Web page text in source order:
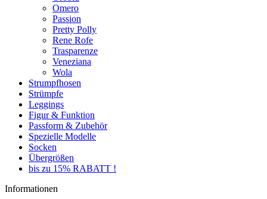
Omero
Passion
Pretty Polly
Rene Rofe
Trasparenze
Veneziana
Wola
Strumpfhosen
Strümpfe
Leggings
Figur & Funktion
Passform & Zubehör
Spezielle Modelle
Socken
Übergrößen
bis zu 15% RABATT !
Informationen